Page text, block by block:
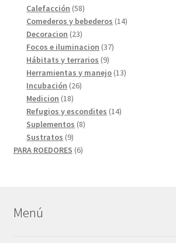
productos
Calefacción 5858
productos
Comederos y bebederos 1414
Decoracion 2323
productos
Focos e iluminacion 3737
Hábitats y terrarios 99
productos
Herramientas y manejo 1313
Incubación 2626
Medicion 1818
productos
Refugios y escondites 1414
Suplementos 88
Sustratos 99
productos
PARA ROEDORES 66
Menú